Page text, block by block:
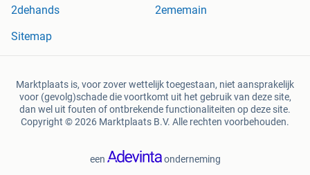
2dehands
2ememain
Sitemap
Marktplaats is, voor zover wettelijk toegestaan, niet aansprakelijk
voor (gevolg)schade die voortkomt uit het gebruik van deze site,
dan wel uit fouten of ontbrekende functionaliteiten op deze site.
Copyright © 2026 Marktplaats B.V. Alle rechten voorbehouden.
een onderneming